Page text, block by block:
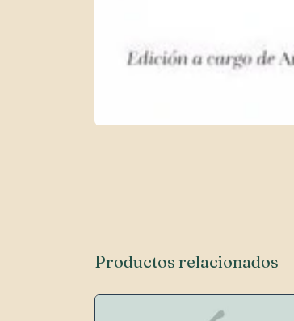
Productos relacionados